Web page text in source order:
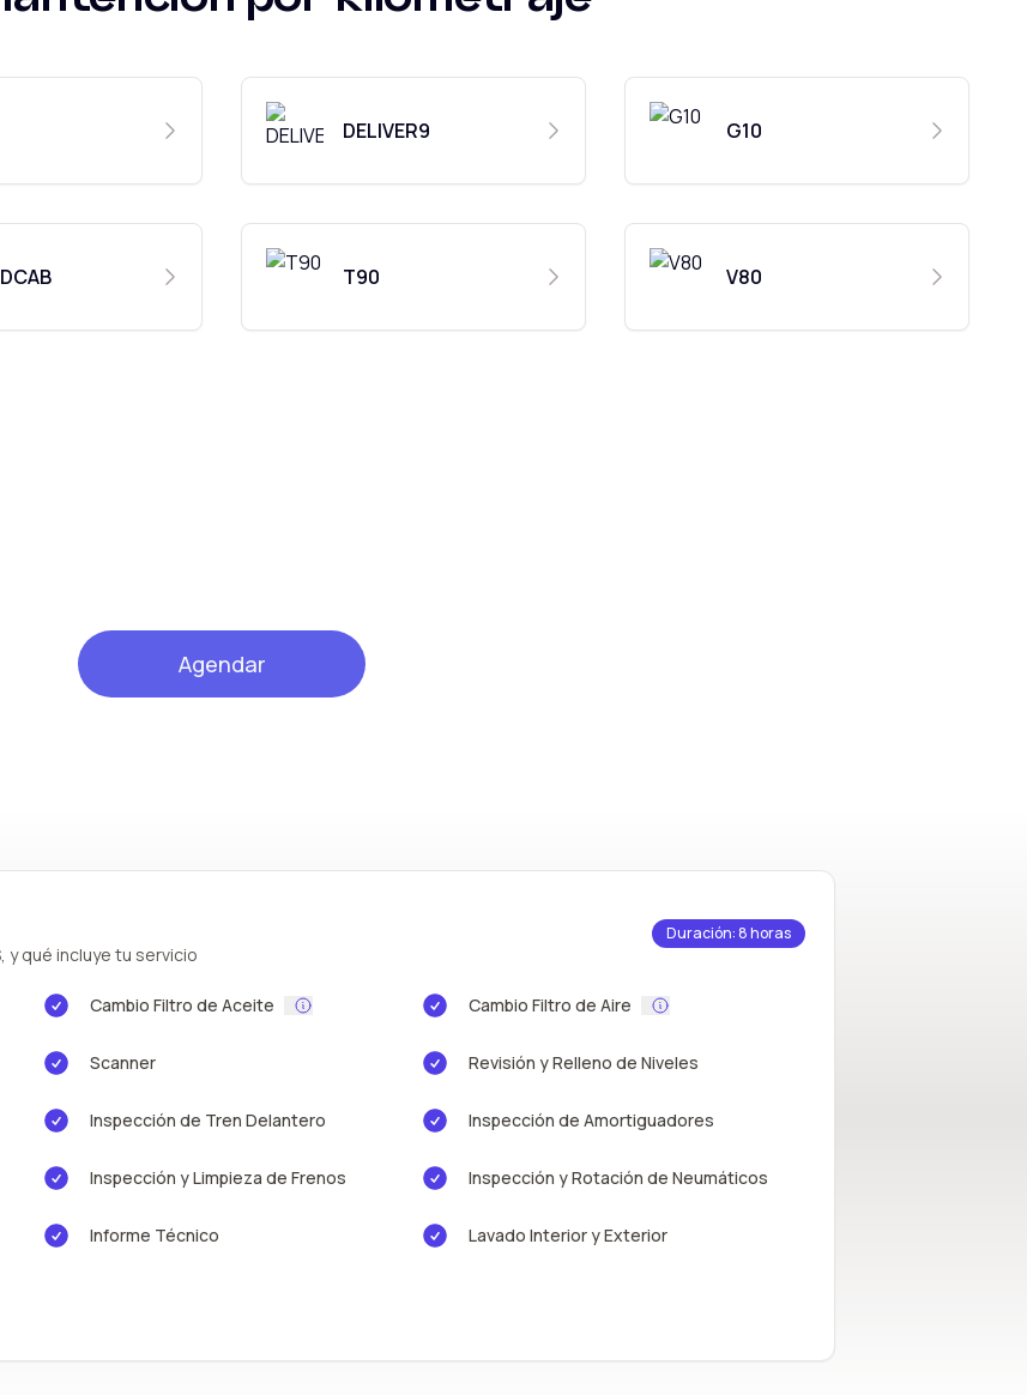
DELIVER9 G10
T90 V80
Agendar
y qué incluye tu servicio
Duración: 8 horas
Cambio Filtro de Aceite Cambio Filtro de Aire
Scanner Revisión y Relleno de Niveles
Inspección de Tren Delantero Inspección de Amortiguadores
Inspección y Limpieza de Frenos Inspección y Rotación de Neumáticos
Informe Técnico Lavado Interior y Exterior